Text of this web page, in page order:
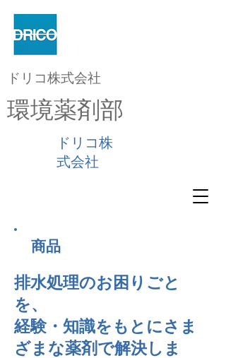
ドリコ株式会社
環境薬剤部
ドリコ株
式会社
商品
排水処理のお困りごと
を、
経験・知識をもとにさま
ざまな薬剤で解決しま